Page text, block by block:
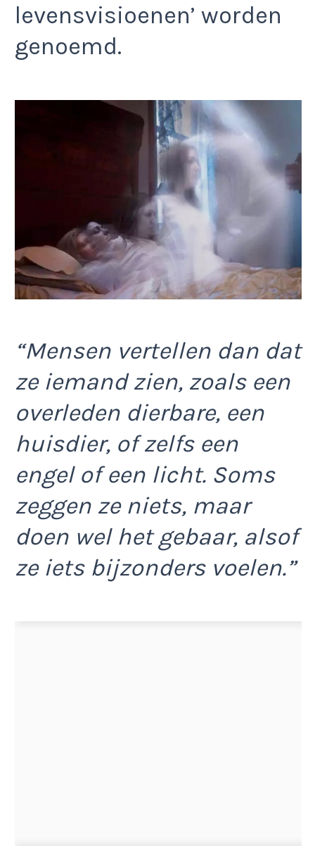
levensvisioenen’ worden
genoemd.
“Mensen vertellen dan dat
ze iemand zien, zoals een
overleden dierbare, een
huisdier, of zelfs een
engel of een licht. Soms
zeggen ze niets, maar
doen wel het gebaar, alsof
ze iets bijzonders voelen.”